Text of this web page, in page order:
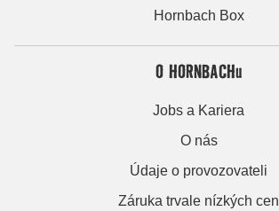
Hornbach Box
O HORNBACHu
Jobs a Kariera
O nás
Údaje o provozovateli
Záruka trvale nízkých cen